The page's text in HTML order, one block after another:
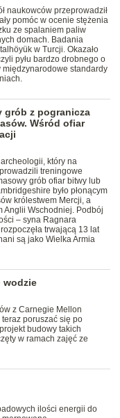
naukowców przeprowadził
pomóc w ocenie stężenia
ze spalaniem paliw
domach. Badania
w Turcji. Okazało
pyłu bardzo drobnego o
międzynarodowe standardy
grób z pogranicza
Wśród ofiar
który na
treningowe
grób ofiar bitwy lub
było płonącym
królestwem Mercji, a
Anglii Wschodniej. Podbój
– syna Ragnara
trwającą 13 lat
są jako Wielka Armia
wodzie
z Carnegie Mellon
poruszać się po
budowy takich
w ramach zajęć ze
ilości energii do